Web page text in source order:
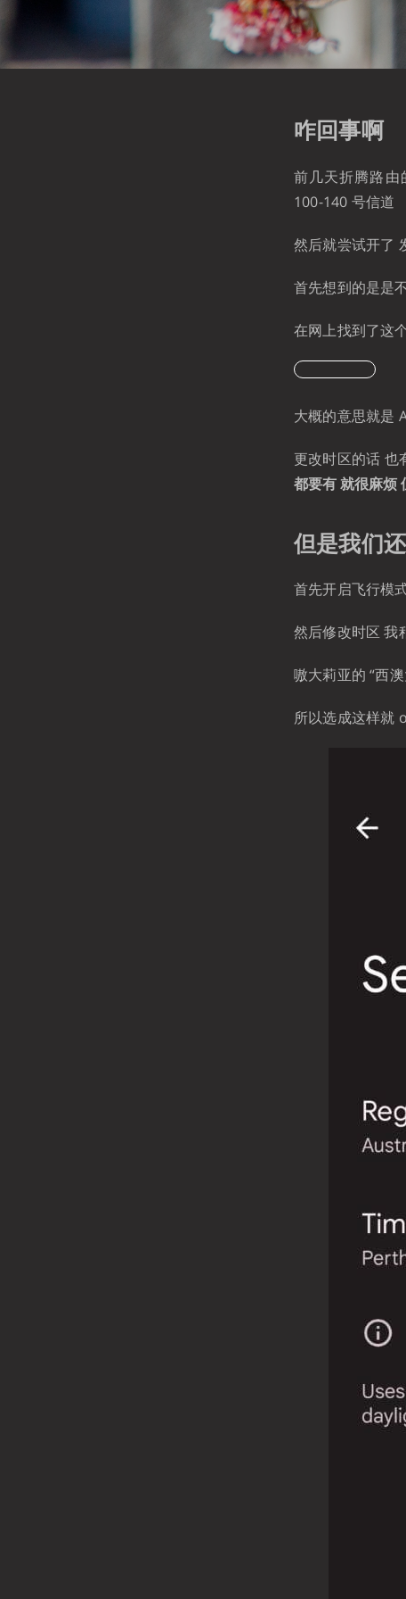
咋回事啊
前几天折腾路
100-140 号信道
然后就尝试开了
首先想到的是是
在网上找到了这
大概的意思就是
更改时区的话 也
都要有 就很麻烦
但是我们
首先开启飞行模
然后修改时区 我
嗷大莉亚的 “西
所以选成这样就